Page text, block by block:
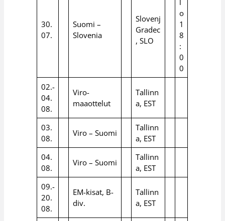
30.
07.
Suomi –
Slovenia
Slovenj
Gradec
, SLO
o
1
8
:
0
0
02.-
04.
08.
Viro-
maaottelut
Tallinn
a, EST
03.
08.
Viro – Suomi
Tallinn
a, EST
04.
08.
Viro – Suomi
Tallinn
a, EST
09.-
20.
08.
EM-kisat, B-
div.
Tallinn
a, EST